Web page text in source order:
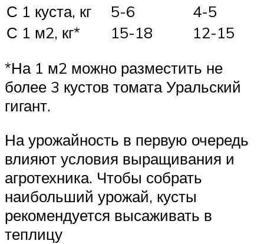
С 1 куста, кг
5-6
4-5
С 1 м2, кг*
15-18
12-15
*На 1 м2 можно разместить не
более 3 кустов томата Уральский
гигант.
На урожайность в первую очередь
влияют условия выращивания и
агротехника. Чтобы собрать
наибольший урожай, кусты
рекомендуется высаживать в
теплицу